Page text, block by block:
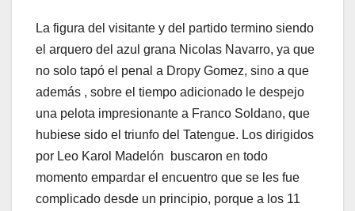
La figura del visitante y del partido termino siendo
el arquero del azul grana Nicolas Navarro, ya que
no solo tapó el penal a Dropy Gomez, sino a que
además , sobre el tiempo adicionado le despejo
una pelota impresionante a Franco Soldano, que
hubiese sido el triunfo del Tatengue. Los dirigidos
por Leo Karol Madelón buscaron en todo
momento empardar el encuentro que se les fue
complicado desde un principio, porque a los 11